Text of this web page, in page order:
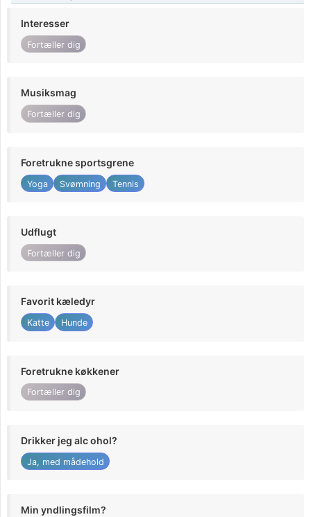
Interesser
Fortæller dig
Musiksmag
Fortæller dig
Foretrukne sportsgrene
Yoga Svømning Tennis
Udflugt
Fortæller dig
Favorit kæledyr
Katte Hunde
Foretrukne køkkener
Fortæller dig
Drikker jeg alc ohol?
Ja, med mådehold
Min yndlingsfilm?